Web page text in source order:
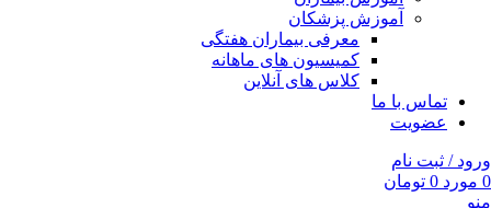
آموزش پزشکان
معرفی بیماران هفتگی
کمیسیون های ماهانه
کلاس های آنلاین
تماس با ما
عضویت
ورود / ثبت نام
0 مورد 0 تومان
منو